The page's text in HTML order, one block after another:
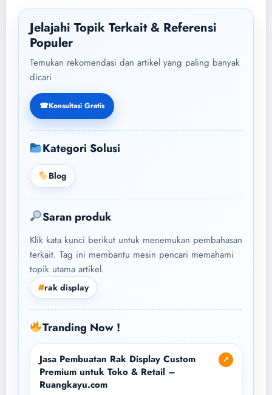
Jelajahi Topik Terkait & Referensi
Populer
Temukan rekomendasi dan artikel yang paling banyak
dicari
☎Konsultasi Gratis
Kategori Solusi
Blog
Saran produk
Klik kata kunci berikut untuk menemukan pembahasan
terkait. Tag ini membantu mesin pencari memahami
topik utama artikel.
#rak display
Tranding Now !
↗
Jasa Pembuatan Rak Display Custom
Premium untuk Toko & Retail –
Ruangkayu.com